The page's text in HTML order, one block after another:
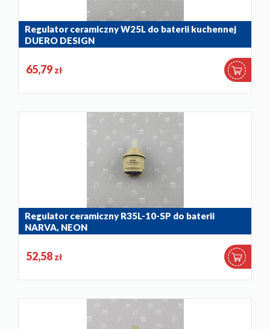
Regulator ceramiczny W25L do baterii kuchennej
DUERO DESIGN
65,79 zł
Regulator ceramiczny R35L-10-SP do baterii
NARVA, NEON
52,58 zł